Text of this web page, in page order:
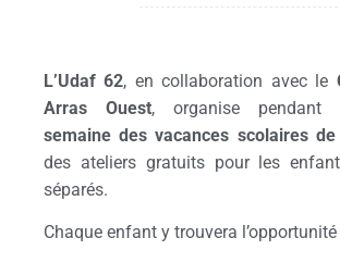
L’Udaf 62, en collaboration avec le
Arras Ouest, organise
semaine des vacances scolaires
des ateliers gratuits pour les
séparés.
Chaque enfant y trouvera l’opportunité